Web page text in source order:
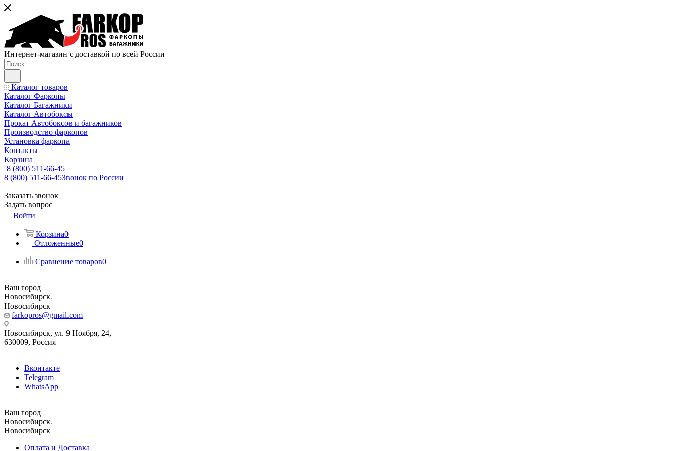
Интернет-магазин с доставкой по всей России
Каталог товаров
Каталог Фаркопы
Каталог Багажники
Каталог Автобоксы
Прокат Автобоксов и багажников
Производство фаркопов
Установка фаркопа
Контакты
Корзина
8 (800) 511-66-45
8 (800) 511-66-45Звонок по России
Заказать звонок
Задать вопрос
Войти
Корзина0
Отложенные0
Сравнение товаров0
Ваш город
Новосибирск
Новосибирск
farkopros@gmail.com
Новосибирск, ул. 9 Ноября, 24,
630009, Россия
Вконтакте
Telegram
WhatsApp
Ваш город
Новосибирск
Новосибирск
Оплата и Доставка